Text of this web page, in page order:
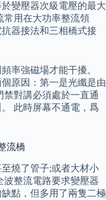
變壓器次級電壓的最大
常用在大功率整流領
器接法和三相橋式接
率強磁場才能干擾。
原因：第一是光纖是由
對講必須處於一直通
此時屏幕不通電，爲
流橋
燒了管子;或者大材小
波整流電路要求變壓器
點，但多用了兩隻二極